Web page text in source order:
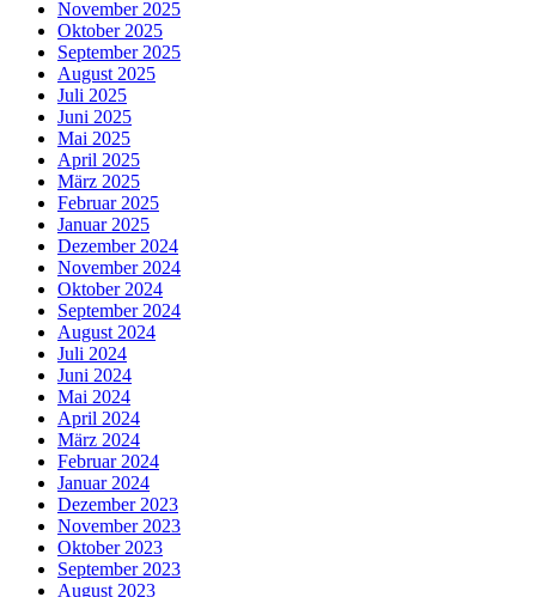
November 2025
Oktober 2025
September 2025
August 2025
Juli 2025
Juni 2025
Mai 2025
April 2025
März 2025
Februar 2025
Januar 2025
Dezember 2024
November 2024
Oktober 2024
September 2024
August 2024
Juli 2024
Juni 2024
Mai 2024
April 2024
März 2024
Februar 2024
Januar 2024
Dezember 2023
November 2023
Oktober 2023
September 2023
August 2023